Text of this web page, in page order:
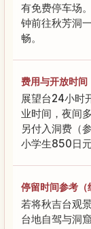
有免费停车场
钟前往秋芳洞
畅。
费用与开放时间
展望台24小时
业时间，夜间
另付入洞费（
小学生850日元
停留时间参考（
若将秋吉台观
台地自驾与洞